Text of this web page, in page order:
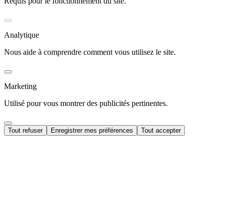
Analytique
Nous aide à comprendre comment vous utilisez le site.
Marketing
Utilisé pour vous montrer des publicités pertinentes.
Tout refuser Enregistrer mes préférences Tout accepter